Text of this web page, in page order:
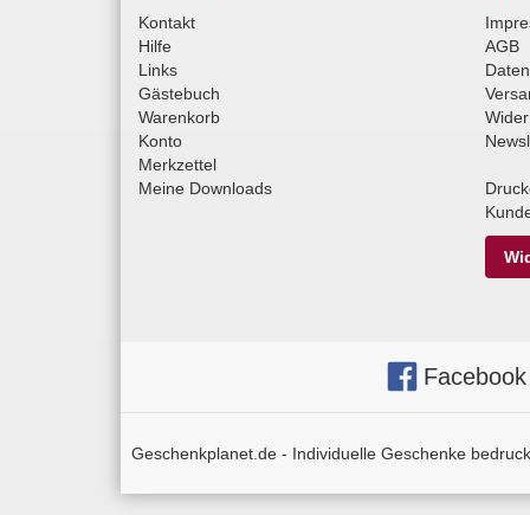
Kontakt
Hilfe
Links
Gästebuch
Warenkorb
Konto
Merkzettel
Meine Downloads
AGB
Facebook
Geschenkplanet.de - Individuelle Geschenke